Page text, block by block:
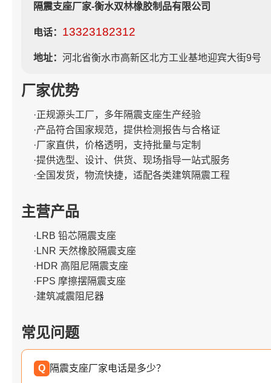
隔震支座厂家-衡水双林橡胶制品有限公司
电话： 13323182312
地址： 河北省衡水市高新区北方工业基地迎宾大街9号
厂家优势
·正规源头工厂，多年隔震支座生产经验
·产品符合国家规范，提供检测报告与合格证
·厂家直供，价格透明，支持批量与定制
·提供选型、设计、供货、现场指导一站式服务
·全国发货，物流快捷，适配各类建筑隔震工程
主营产品
·LRB 铅芯隔震支座
·LNR 天然橡胶隔震支座
·HDR 高阻尼隔震支座
·FPS 摩擦摆隔震支座
·建筑减震阻尼器
常见问题
Q 隔震支座厂家电话是多少？